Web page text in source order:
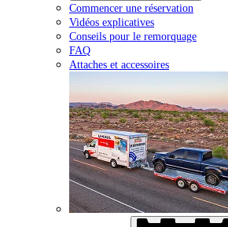
Commencer une réservation
Vidéos explicatives
Conseils pour le remorquage
FAQ
Attaches et accessoires